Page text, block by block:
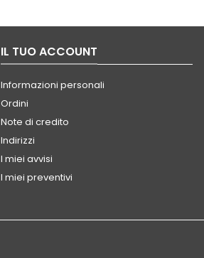
IL TUO ACCOUNT
Informazioni personali
Ordini
Note di credito
Indirizzi
I miei avvisi
I miei preventivi